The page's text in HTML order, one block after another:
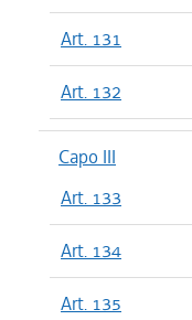
Art. 131
Art. 132
Capo III
Art. 133
Art. 134
Art. 135